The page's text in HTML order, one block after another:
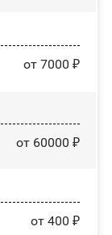
от 7000 ₽
от 60000 ₽
от 400 ₽